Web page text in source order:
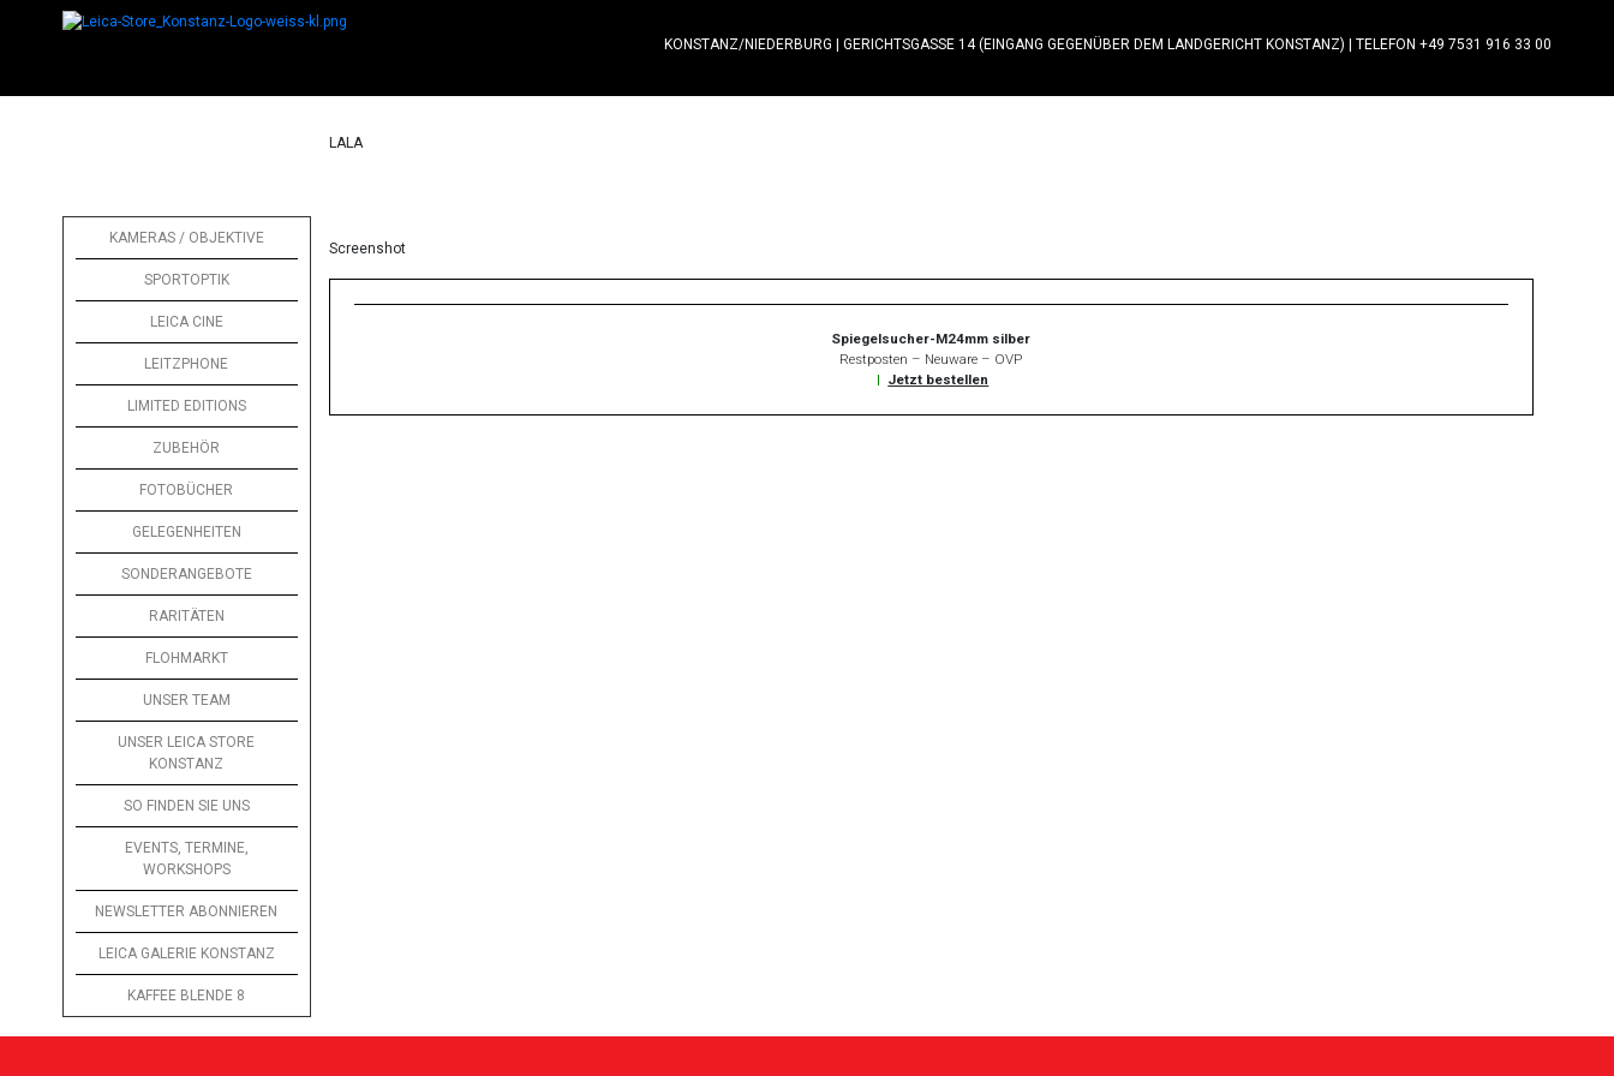
KONSTANZ/NIEDERBURG GERICHTSGASSE 14 (EINGANG GEGENÜBER DEM LANDGERICHT KONSTANZ) TELEFON +49 7531 916 33 00
KAMERAS / OBJEKTIVE
SPORTOPTIK
LEICA CINE
LEITZPHONE
LIMITED EDITIONS
ZUBEHÖR
FOTOBÜCHER
GELEGENHEITEN
SONDERANGEBOTE
RARITÄTEN
FLOHMARKT
UNSER TEAM
UNSER LEICA STORE
KONSTANZ
SO FINDEN SIE UNS
EVENTS, TERMINE,
WORKSHOPS
NEWSLETTER ABONNIEREN
LEICA GALERIE KONSTANZ
KAFFEE BLENDE 8
LALA
Screenshot
Spiegelsucher-M24mm silber
Restposten – Neuware – OVP
| Jetzt bestellen